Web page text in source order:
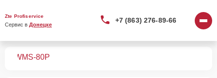
Zte Profiservice
Сервис в Донецке
+7 (863) 276-89-66
WMS-80P